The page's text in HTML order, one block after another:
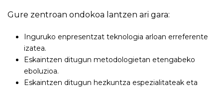
Gure zentroan ondokoa lantzen ari gara:
Inguruko enpresentzat teknologia arloan erreferente
izatea.
Eskaintzen ditugun metodologietan etengabeko
eboluzioa.
Eskaintzen ditugun hezkuntza espezialitateak eta